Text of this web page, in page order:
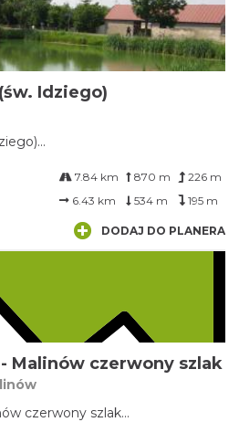
Idziego)
7.84 km 870 m
226 m
6.43 km
534 m 195 m
DODAJ DO PLANERA
Malinów czerwony szlak
czerwony szlak...